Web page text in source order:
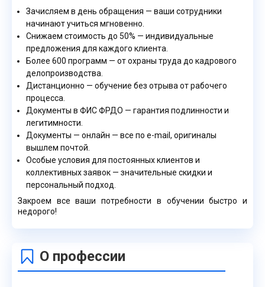
Зачисляем в день обращения — ваши сотрудники
начинают учиться мгновенно.
Снижаем стоимость до 50% — индивидуальные
предложения для каждого клиента.
Более 600 программ — от охраны труда до кадрового
делопроизводства.
Дистанционно — обучение без отрыва от рабочего
процесса.
Документы в ФИС ФРДО — гарантия подлинности и
легитимности.
Документы — онлайн — все по e-mail, оригиналы
вышлем почтой.
Особые условия для постоянных клиентов и
коллективных заявок — значительные скидки и
персональный подход.
Закроем все ваши потребности в обучении быстро и
недорого!
О профессии